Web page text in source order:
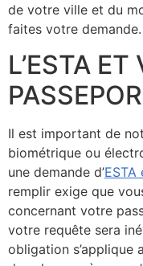
de votre ville et du
faites votre demande.
L’ESTA ET
Il est important de
biométrique ou
une demande d’ESTA
remplir exige que
concernant votre
votre requête sera
obligation s’applique